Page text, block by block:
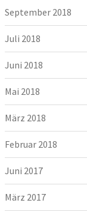
September 2018
Juli 2018
Juni 2018
Mai 2018
März 2018
Februar 2018
Juni 2017
März 2017